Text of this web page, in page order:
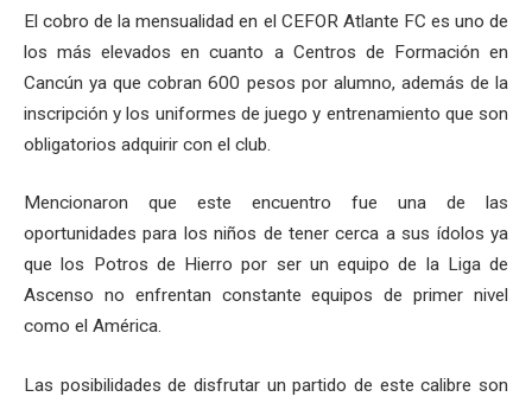
El cobro de la mensualidad en el CEFOR Atlante FC es uno de
los más elevados en cuanto a Centros de Formación en
Cancún ya que cobran 600 pesos por alumno, además de la
inscripción y los uniformes de juego y entrenamiento que son
obligatorios adquirir con el club.
Mencionaron que este encuentro fue una de las
oportunidades para los niños de tener cerca a sus ídolos ya
que los Potros de Hierro por ser un equipo de la Liga de
Ascenso no enfrentan constante equipos de primer nivel
como el América.
Las posibilidades de disfrutar un partido de este calibre son